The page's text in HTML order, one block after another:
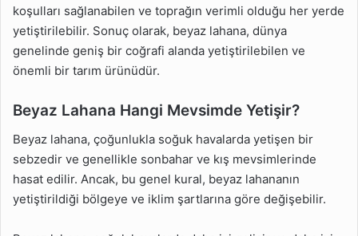
koşulları sağlanabilen ve toprağın verimli olduğu her yerde
yetiştirilebilir. Sonuç olarak, beyaz lahana, dünya
genelinde geniş bir coğrafi alanda yetiştirilebilen ve
önemli bir tarım ürünüdür.
Beyaz Lahana Hangi Mevsimde Yetişir?
Beyaz lahana, çoğunlukla soğuk havalarda yetişen bir
sebzedir ve genellikle sonbahar ve kış mevsimlerinde
hasat edilir. Ancak, bu genel kural, beyaz lahananın
yetiştirildiği bölgeye ve iklim şartlarına göre değişebilir.